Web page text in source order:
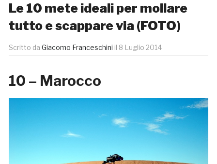
Le 10 mete ideali per mollare
tutto e scappare via (FOTO)
Scritto da Giacomo Franceschini il 8 Luglio 2014
10 – Marocco